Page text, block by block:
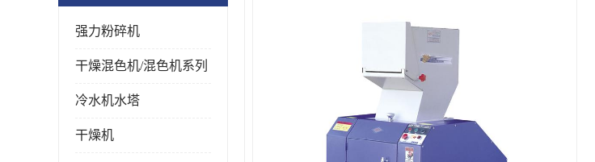
强力粉碎机
干燥混色机/混色机系列
冷水机水塔
干燥机